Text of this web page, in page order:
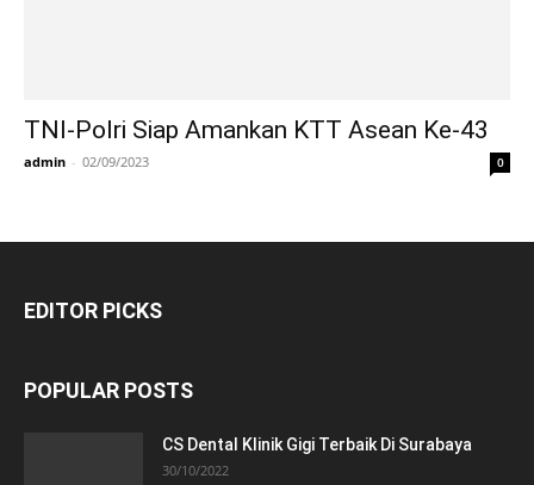
TNI-Polri Siap Amankan KTT Asean Ke-43
admin - 02/09/2023 0
EDITOR PICKS
POPULAR POSTS
CS Dental Klinik Gigi Terbaik Di Surabaya
30/10/2022